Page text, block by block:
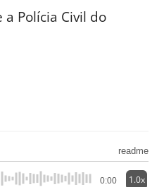
Polícia Civil do
readme
0:00 1.0x